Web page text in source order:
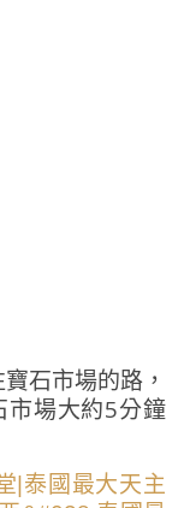
石市場的路，
市場大約5分鐘